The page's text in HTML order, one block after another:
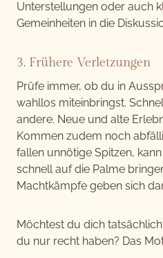
Unterstellungen oder auch
Gemeinheiten in die
3. Frühere Verletzungen
Prüfe immer, ob du in
wahllos miteinbringst.
andere. Neue und alte
Kommen zudem noch
fallen unnötige Spitzen,
schnell auf die Palme
Machtkämpfe geben sich
Möchtest du dich
du nur recht haben? Das